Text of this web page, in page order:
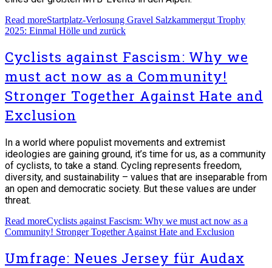
Read moreStartplatz-Verlosung Gravel Salzkammergut Trophy
2025: Einmal Hölle und zurück
Cyclists against Fascism: Why we
must act now as a Community!
Stronger Together Against Hate and
Exclusion
In a world where populist movements and extremist
ideologies are gaining ground, it’s time for us, as a community
of cyclists, to take a stand. Cycling represents freedom,
diversity, and sustainability – values that are inseparable from
an open and democratic society. But these values are under
threat.
Read moreCyclists against Fascism: Why we must act now as a
Community! Stronger Together Against Hate and Exclusion
Umfrage: Neues Jersey für Audax